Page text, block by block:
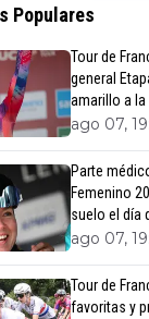
Populares
Tour de
general
amarillo a
ago 07,
Parte
Femenino
suelo el día
ago 07,
Tour de
favoritas y